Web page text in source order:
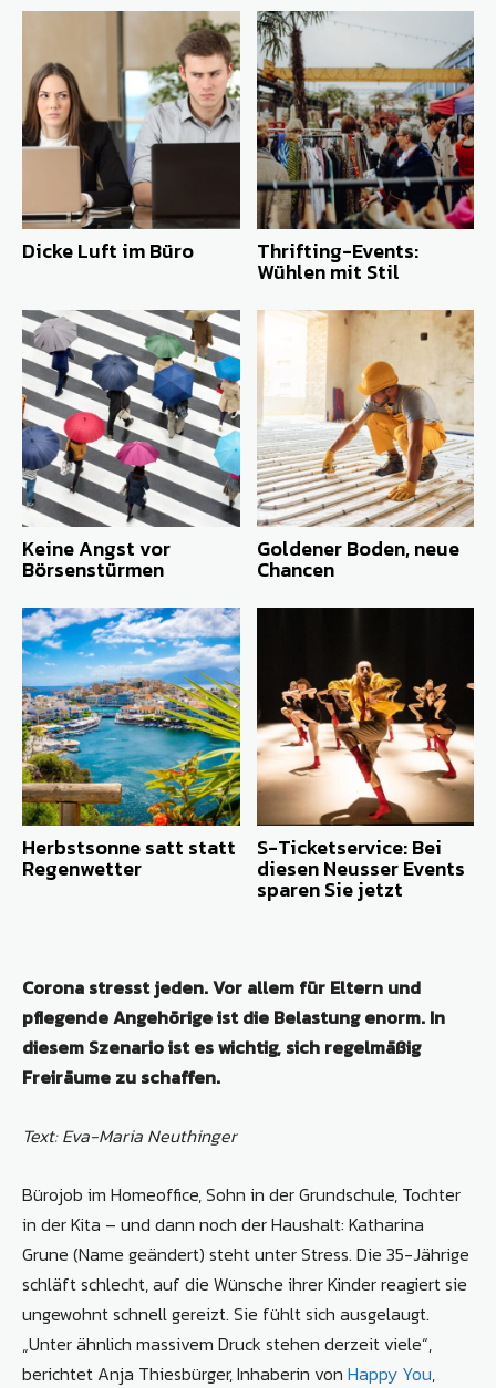
Corona stresst jeden. Vor allem für Eltern und
pflegende Angehörige ist die Belastung enorm. In
diesem Szenario ist es wichtig, sich regelmäßig
Freiräume zu schaffen.
Text: Eva-Maria Neuthinger
Bürojob im Homeoffice, Sohn in der Grundschule, Tochter
in der Kita – und dann noch der Haushalt: Katharina
Grune (Name geändert) steht unter Stress. Die 35-Jährige
schläft schlecht, auf die Wünsche ihrer Kinder reagiert sie
ungewohnt schnell gereizt. Sie fühlt sich ausgelaugt.
„Unter ähnlich massivem Druck stehen derzeit viele“,
berichtet Anja Thiesbürger, Inhaberin von Happy You,
Dicke Luft im Büro Thrifting-Events:
Wühlen mit Stil
Keine Angst vor
Börsenstürmen
Goldener Boden, neue
Chancen
Herbstsonne satt statt
Regenwetter
S-Ticketservice: Bei
diesen Neusser Events
sparen Sie jetzt